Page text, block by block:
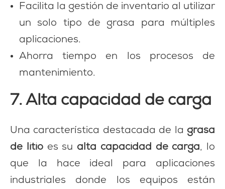
Facilita la gestión de inventario al utilizar
un solo tipo de grasa para múltiples
aplicaciones.
Ahorra tiempo en los procesos de
mantenimiento.
7. Alta capacidad de carga
Una característica destacada de la grasa
de litioes su alta capacidad de carga, lo
que la hace ideal para aplicaciones
industriales donde los equipos están